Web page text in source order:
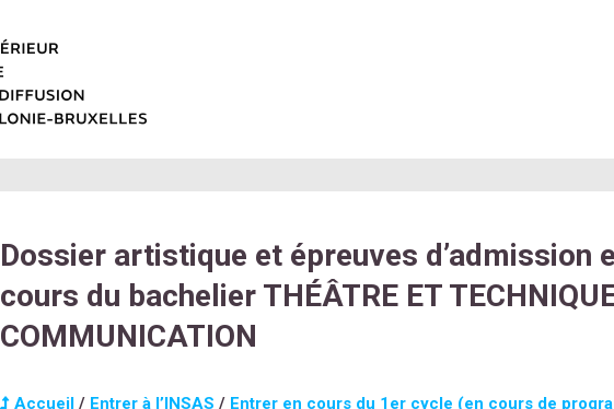
Dossier artistique et épreuves d’admission
cours du bachelier THÉÂTRE ET
COMMUNICATION
Accueil/ Entrer à l’INSAS / Entrer en cours du 1er cycle (en cours de